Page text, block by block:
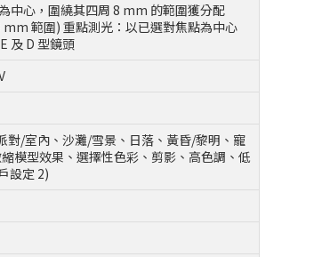
中心，圍繞其四周 8 mm 的範圍獲分配
範圍) 重點測光：以已選對焦點為中心
及 D 型鏡頭
對/室內、沙灘/雪景、日落、黃昏/黎明、寵
模型效果、選擇性色彩、剪影、高色調、低
設定 2)